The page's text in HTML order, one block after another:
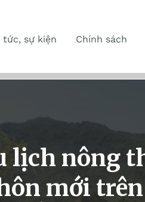
tức, sự kiện Chính sách
lịch nông
mới